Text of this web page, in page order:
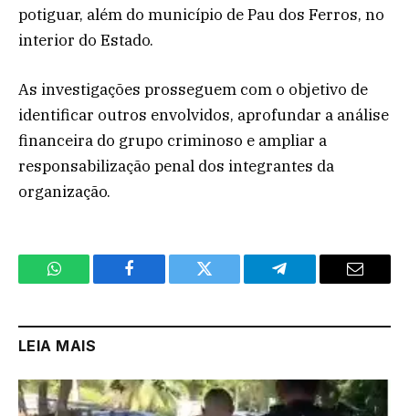
potiguar, além do município de Pau dos Ferros, no
interior do Estado.
As investigações prosseguem com o objetivo de
identificar outros envolvidos, aprofundar a análise
financeira do grupo criminoso e ampliar a
responsabilização penal dos integrantes da
organização.
WhatsApp Facebook Twitter Telegram Email
LEIA MAIS